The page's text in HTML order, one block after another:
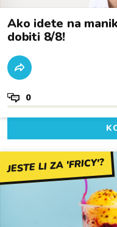
Ako idete na
dobiti 8/8!
0
JESTE LI ZA 'FRICY'?